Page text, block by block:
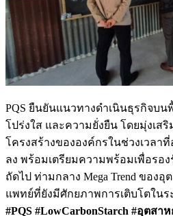
PQS ยืนยันแนวทางดำเนินธุรกิจบ
โปร่งใส และความยั่งยืน โดยมุ่งเส
โครงสร้างขององค์กรในช่วงเวลา
ลง พร้อมเตรียมความพร้อมเพื่อรอ
ถัดไป ท่ามกลาง Mega Trend ของ
แพทย์ที่ยังมีศักยภาพการเติบโตในร
#PQS #LowCarbonStarch #อุตส